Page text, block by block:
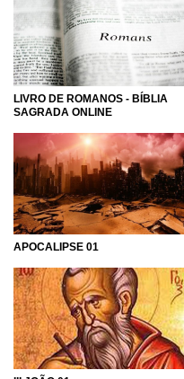
LIVRO DE ROMANOS - BÍBLIA
SAGRADA ONLINE
APOCALIPSE 01